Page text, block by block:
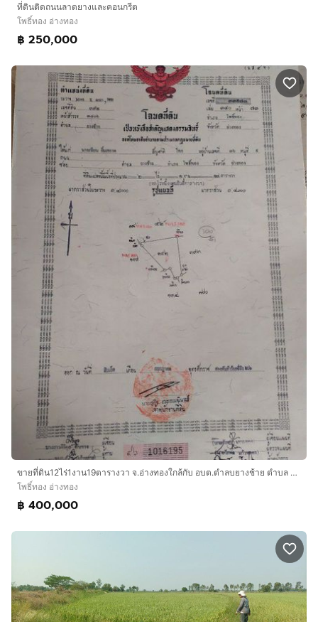
ที่ดินติดถนนลาดยางและคอนกรีต
โพธิ์ทอง อ่างทอง
฿ 250,000
ขายที่ดิน12ไร่1งาน19ตารางวา จ.อ่างทองใกล้กับ อบต.ตำลบยางช้าย ตำบล ยางซ้าย อำเภอ โพธิ์ทอง อ่างทอง ติดถนนคอนกรีต ถนนคลองชลประทาน
โพธิ์ทอง อ่างทอง
฿ 400,000